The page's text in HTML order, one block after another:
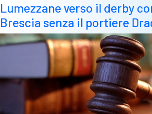
Lumezzane verso il derby
Brescia senza il portiere